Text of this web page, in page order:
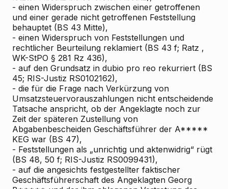
- einen Widerspruch zwischen einer getroffenen
und einer gerade nicht getroffenen Feststellung
behauptet (BS 43 Mitte),
- einen Widerspruch von Feststellungen und
rechtlicher Beurteilung reklamiert (BS 43 f; Ratz ,
WK-StPO § 281 Rz 436),
- auf den Grundsatz in dubio pro reo rekurriert (BS
45; RIS-Justiz RS0102162),
- die für die Frage nach Verkürzung von
Umsatzsteuervorauszahlungen nicht entscheidende
Tatsache anspricht, ob der Angeklagte noch zur
Zeit der späteren Zustellung von
Abgabenbescheiden Geschäftsführer der A*****
KEG war (BS 47),
- Feststellungen als „unrichtig und aktenwidrig“ rügt
(BS 48, 50 f; RIS-Justiz RS0099431),
- auf die angesichts festgestellter faktischer
Geschäftsführerschaft des Angeklagten Georg